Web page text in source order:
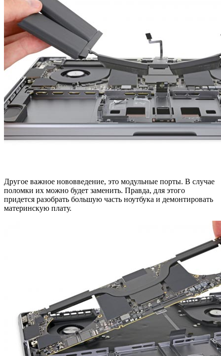
Другое важное нововведение, это модульные порты. В случае
поломки их можно будет заменить. Правда, для этого
придется разобрать большую часть ноутбука и демонтировать
материнскую плату.